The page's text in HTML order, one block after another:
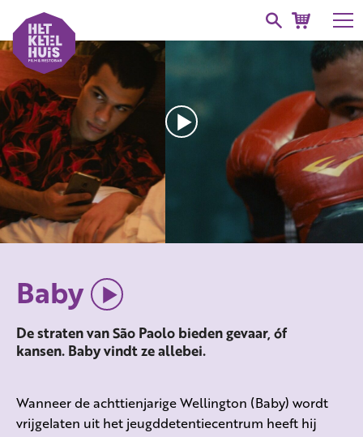
Baby
De straten van São Paolo bieden gevaar, óf
kansen. Baby vindt ze allebei.
Wanneer de achttienjarige Wellington (Baby) wordt
vrijgelaten uit het jeugddetentiecentrum heeft hij